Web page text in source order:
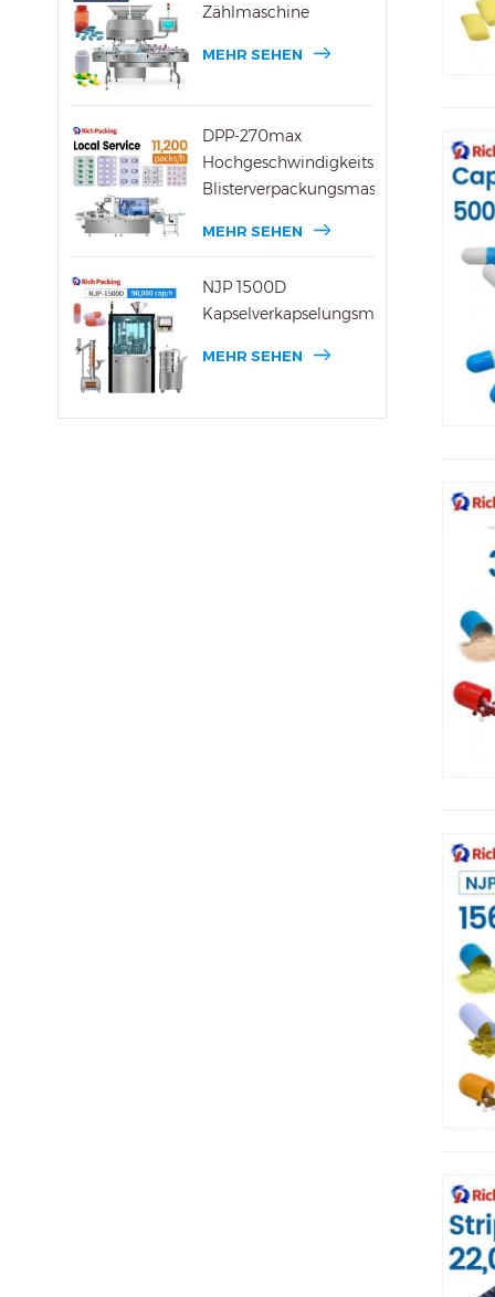
Zählmaschine
MEHR SEHEN
DPP-270max
Hochgeschwindigkeits-
Blisterverpackungsmaschine
MEHR SEHEN
NJP 1500D
Kapselverkapselungsmaschine
MEHR SEHEN